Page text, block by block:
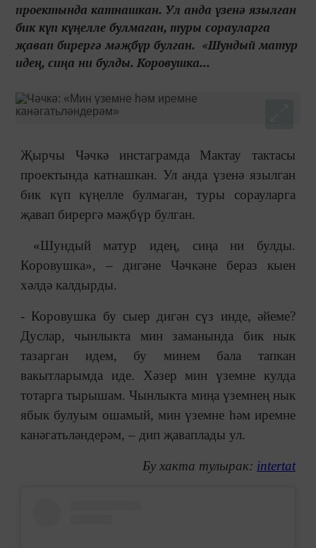
проектында катнашкан. Ул анда үзенә язылган
бик күп күңелле булмаган, туры сорауларга
җавап бирергә мәҗбүр булган. «Шундый матур
идең, сиңа ни булды. Коровушка...
Җырчы Чәчкә инстаграмда Мактау тактасы
проектында катнашкан. Ул анда үзенә язылган
бик күп күңелле булмаган, туры сорауларга
җавап бирергә мәҗбүр булган.
«Шундый матур идең, сиңа ни булды.
Коровушка», ‒ дигәне Чәчкәне бераз кыен
хәлдә калдырды.
- Коровушка бу сыер дигән сүз инде, әйеме?
Дуслар, чынлыкта мин заманында бик нык
тазарган идем, бу минем бала тапкан
вакытларымда иде. Хәзер мин үземне кулда
тотарга тырышам. Чынлыкта миңа үземнең нык
ябык булуым ошамый, мин үземне һәм иремне
канәгатьләндерәм, ‒ дип җаваплады ул.
Бу хакта тулырак: intertat